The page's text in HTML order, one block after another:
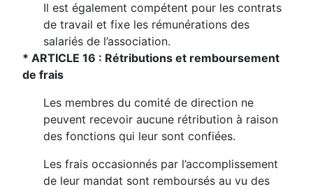
Il est également compétent pour les contrats
de travail et fixe les rémunérations des
salariés de l’association.
* ARTICLE 16 : Rétributions et remboursement
de frais
Les membres du comité de direction ne
peuvent recevoir aucune rétribution à raison
des fonctions qui leur sont confiées.
Les frais occasionnés par l’accomplissement
de leur mandat sont remboursés au vu des